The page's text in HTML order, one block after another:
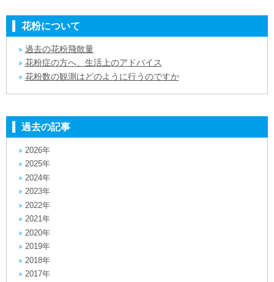
花粉について
過去の花粉飛散量
花粉症の方へ、生活上のアドバイス
花粉数の観測はどのように行うのですか
過去の記事
2026年
2025年
2024年
2023年
2022年
2021年
2020年
2019年
2018年
2017年